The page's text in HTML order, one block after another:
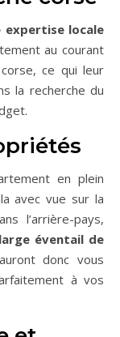
expertise locale
au courant
ce qui leur
la recherche du
en plein
avec vue sur la
l’arrière-pays,
éventail de
donc vous
à vos